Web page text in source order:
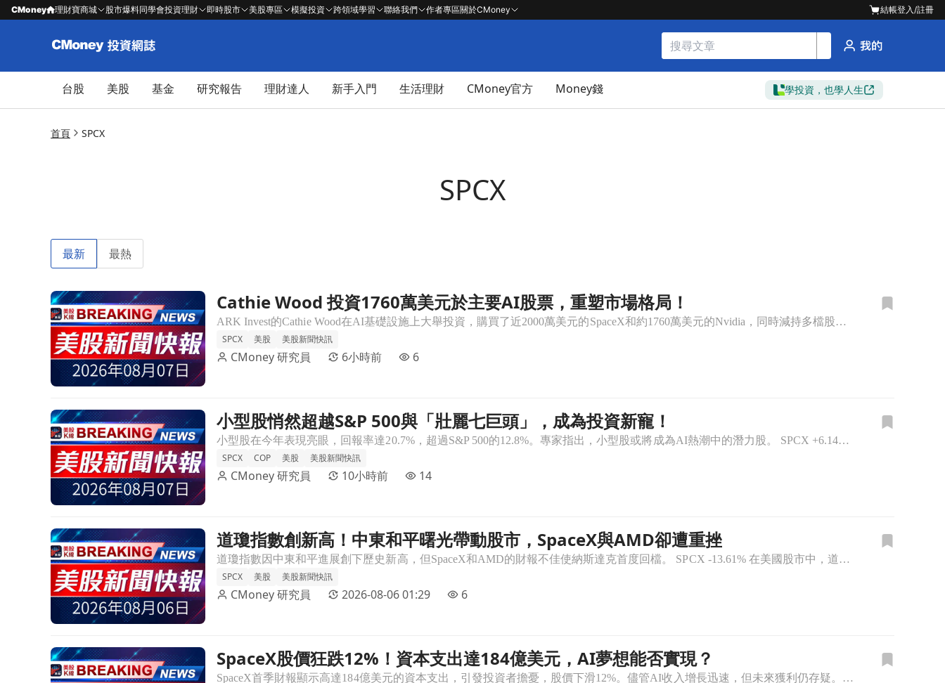
CMoney 理財寶商城 股市爆料同學會投資理財 即時股市 美股專區 模擬投資 跨領域學習 聯絡我們 作者專區關於CMoney 結帳登入/註冊
台股 美股 基金 研究報告 理財達人 新手入門 生活理財 CMoney官方 Money錢 學投資，也學人生
首頁 SPCX
SPCX
最新 最熱
前往Cathie Wood 投資1760萬美元於主要AI股票，重塑市場格局！文章頁
Cathie Wood 投資1760萬美元於主要AI股票，重塑市場格局！
ARK Invest的Cathie Wood在AI基礎設施上大舉投資，購買了近2000萬美元的SpaceX和約1760萬美元的Nvidia，同時減持多檔股票。 SPCX +6.14% 知名投資者Cat
SPCX
美股 美股新聞快訊
CMoney 研究員 6小時前 6
前往小型股悄然超越S&P 500與「壯麗七巨頭」，成為投資新寵！文章頁
小型股悄然超越S&P 500與「壯麗七巨頭」，成為投資新寵！
小型股在今年表現亮眼，回報率達20.7%，超過S&P 500的12.8%。專家指出，小型股或將成為AI熱潮中的潛力股。 SPCX +6.14% COP +1.45% 在美國股市中，小型股正在展現出強勁
SPCX
COP 美股 美股新聞快訊
CMoney 研究員 10小時前 14
前往道瓊指數創新高！中東和平曙光帶動股市，SpaceX與AMD卻遭重挫文章頁
道瓊指數創新高！中東和平曙光帶動股市，SpaceX與AMD卻遭重挫
道瓊指數因中東和平進展創下歷史新高，但SpaceX和AMD的財報不佳使納斯達克首度回檔。 SPCX -13.61% 在美國股市中，道瓊指數於週三以54,349.92點收盤，再創歷史新高。這一成就主要受
SPCX
美股 美股新聞快訊
CMoney 研究員 2026-08-06 01:29 6
前往SpaceX股價狂跌12%！資本支出達184億美元，AI夢想能否實現？文章頁
SpaceX股價狂跌12%！資本支出達184億美元，AI夢想能否實現？
SpaceX首季財報顯示高達184億美元的資本支出，引發投資者擔憂，股價下滑12%。儘管AI收入增長迅速，但未來獲利仍存疑。 SPCX -13.6% SpaceX（NASDAQ:SPCX）在週三的常規